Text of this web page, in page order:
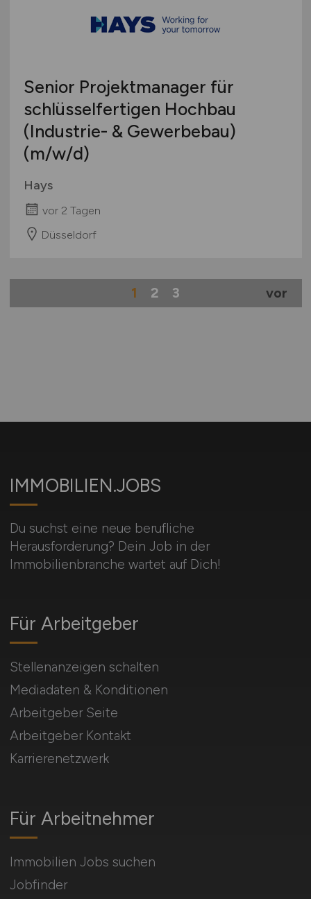
Senior Projektmanager für
schlüsselfertigen Hochbau
(Industrie- & Gewerbebau)
(m/w/d)
Hays
vor 2 Tagen
Düsseldorf
1 2 3 vor
IMMOBILIEN.JOBS
Du suchst eine neue berufliche
Herausforderung? Dein Job in der
Immobilienbranche wartet auf Dich!
Für Arbeitnehmer
Immobilien Jobs suchen
Jobfinder
Für Arbeitgeber
Stellenanzeigen schalten
Mediadaten & Konditionen
Arbeitgeber Seite
Arbeitgeber Kontakt
Karrierenetzwerk